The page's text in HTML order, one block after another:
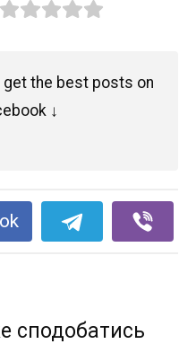
get the best posts on
↓
сподобатись